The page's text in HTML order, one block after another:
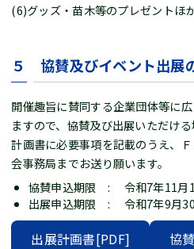
(6)グッズ・苗木等のプレゼントほ
５ 協賛及びイベント出展
開催趣旨に賛同する企業団体等に
ますので、協賛及び出展いただけ
計画書に必要事項を記載のうえ、
会事務局までお送り願います。
協賛申込期限 : 令和7年11月
出展申込期限 : 令和7年9月30
出展計画書[PDF] 協